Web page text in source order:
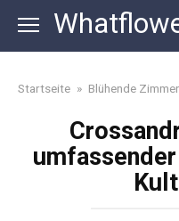
content
Startseite » Blühende